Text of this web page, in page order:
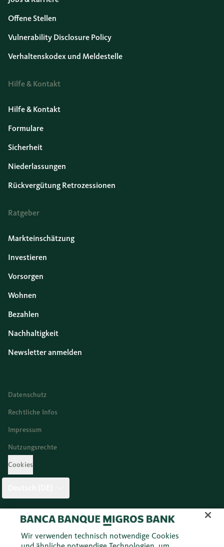
Offene Stellen
Vulnerability Disclosure Policy
Verhaltenskodex und Meldestelle
Hilfe & Kontakt
Hilfe & Kontakt
Formulare
Sicherheit
Niederlassungen
Rückvergütung Retrozessionen
Ratgeber
Markteinschätzung
Investieren
Vorsorgen
Wohnen
Bezahlen
Nachhaltigkeit
Newsletter anmelden
Datenschutz
Rechtliche Infos
Impressum
Nutzungsrechte
Cookies
Twitter Facebook Blog Instagram Youtube
Wir verwenden technisch notwendige Cookies